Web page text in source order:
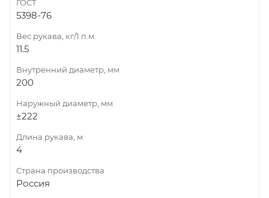
ГОСТ
5398-76
Вес рукава, кг/1 п.м.
11.5
Внутренний диаметр, мм
200
Наружный диаметр, мм
±222
Длина рукава, м
4
Страна производства
Россия